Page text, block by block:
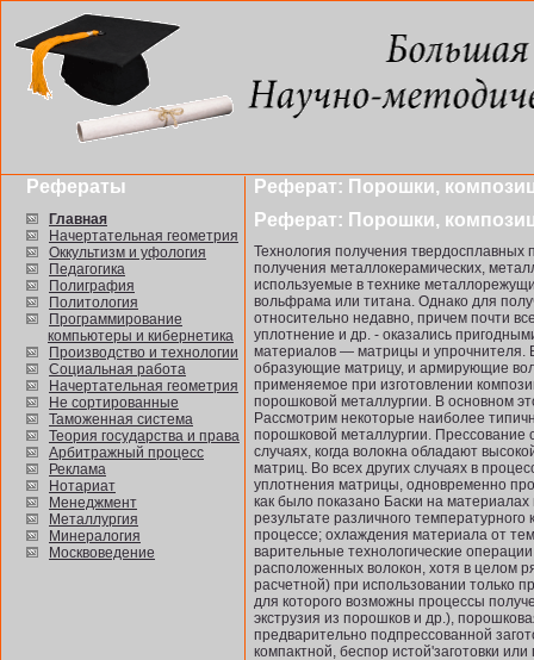
Рефераты
Главная
Начертательная геометрия
Оккультизм и уфология
Педагогика
Полиграфия
Политология
Программирование
компьютеры и кибернетика
Производство и технологии
Социальная работа
Начертательная геометрия
Не сортированные
Таможенная система
Теория государства и права
Арбитражный процесс
Реклама
Нотариат
Менеджмент
Металлургия
Минералогия
Москвоведение
Реферат: Порошки,
Реферат: Порошки,
Технология получения
получения металлокерамических,
используемые в технике
вольфрама или титана. Однако для
относи­тельно недавно, причем почти
уплотнение и др. - оказались
материалов — матрицы и упрочнителя.
образующие матрицу, и армирующие
применя­емое при изготовлении
порошковой металлургии. В основном
Рассмотрим некоторые наиболее
порошковой металлургии. Прессование
слу­чаях, когда волокна обладают
матриц. Во всех других случаях в
уплотнения матрицы, одновременно
как было показано Баски на
результате различ­ного
процессе; охлаждения материала от
варительные технологические
расположенных волокон, хотя в целом
расчетной) при использовании только
для которого возможны процессы
экструзия из порошков и др.),
предварительно подпрессованной
компактной, беспор истой'заго­товки